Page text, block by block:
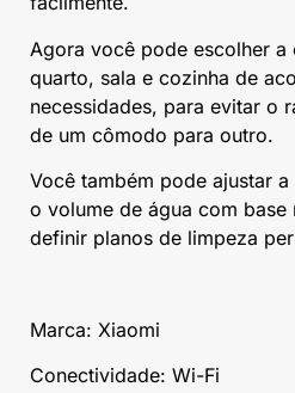
Agora você pode escolher
quarto, sala e cozinha de
necessidades, para evitar o
de um cômodo para outro.
Você também pode ajustar
o volume de água com
definir planos de limpeza
Marca: Xiaomi
Conectividade: Wi-Fi